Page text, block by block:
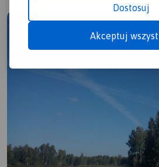
Dostosuj
Akceptuj